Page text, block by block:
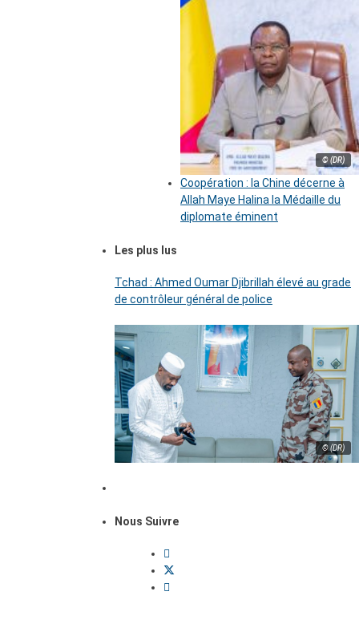
© (DR)
Coopération : la Chine décerne à
Allah Maye Halina la Médaille du
diplomate éminent
Les plus lus
Tchad : Ahmed Oumar Djibrillah élevé au grade
de contrôleur général de police
© (DR)
Nous Suivre